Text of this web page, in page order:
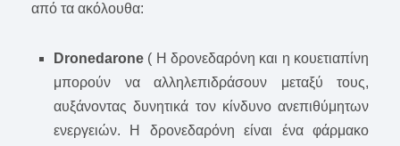
από τα ακόλουθα:
Dronedarone ( Η δρονεδαρόνη και η κουετιαπίνη
μπορούν να αλληλεπιδράσουν μεταξύ τους,
αυξάνοντας δυνητικά τον κίνδυνο ανεπιθύμητων
ενεργειών. Η δρονεδαρόνη είναι ένα φάρμακο